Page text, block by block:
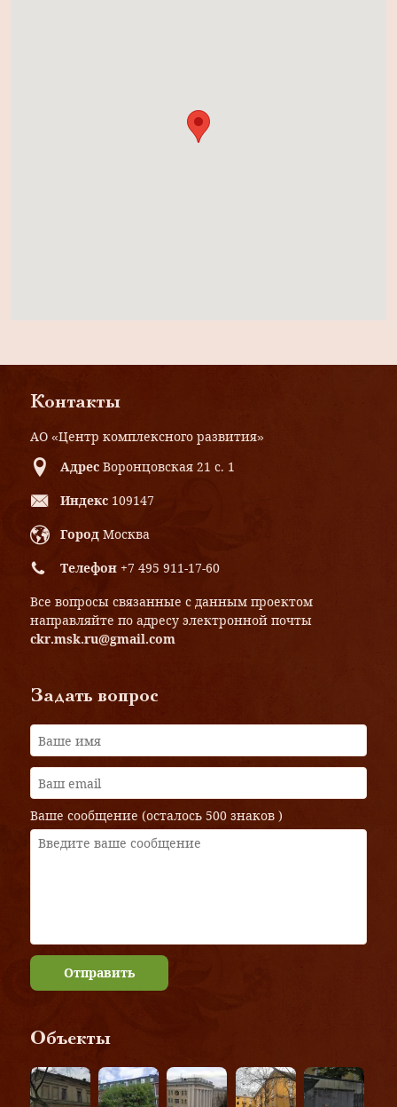
Контакты
АО «Центр комплексного развития»
Адрес Воронцовская 21 с. 1
Индекс 109147
Город Москва
Телефон +7 495 911-17-60
Все вопросы связанные с данным проектом
направляйте по адресу электронной почты
ckr.msk.ru@gmail.com
Задать вопрос
Ваше сообщение (осталось 500 знаков )
Отправить
Объекты